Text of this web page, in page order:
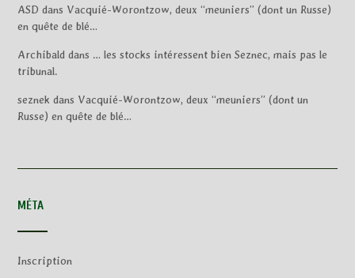
ASD dans Vacquié-Worontzow, deux “meuniers” (dont un Russe)
en quête de blé…
Archibald dans … les stocks intéressent bien Seznec, mais pas le
tribunal.
seznek dans Vacquié-Worontzow, deux “meuniers” (dont un
Russe) en quête de blé…
MÉTA
Inscription